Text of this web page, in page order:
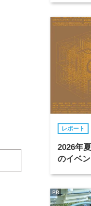
レポート
2026年
のイベ
PR